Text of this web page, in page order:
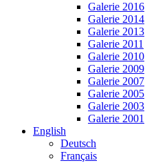
Galerie 2016
Galerie 2014
Galerie 2013
Galerie 2011
Galerie 2010
Galerie 2009
Galerie 2007
Galerie 2005
Galerie 2003
Galerie 2001
English
Deutsch
Français